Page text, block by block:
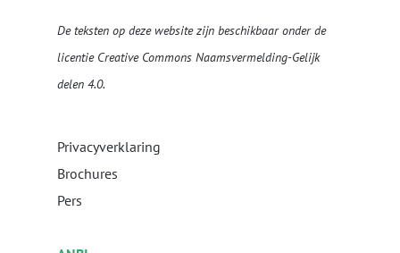
De teksten op deze website zijn beschikbaar onder de
licentie Creative Commons Naamsvermelding-Gelijk
delen 4.0.
Privacyverklaring
Brochures
Pers